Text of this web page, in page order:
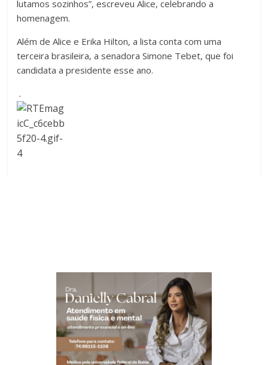
lutamos sozinhos”, escreveu Alice, celebrando a
homenagem.
Além de Alice e Erika Hilton, a lista conta com uma
terceira brasileira, a senadora Simone Tebet, que foi
candidata a presidente esse ano.
.